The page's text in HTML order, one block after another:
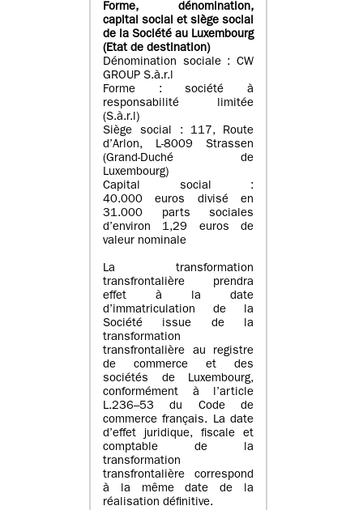
Forme, dénomination,
capital social et siège social
de la Société au Luxembourg
(Etat de destination)
Dénomination sociale : CW
GROUP S.à.r.l
Forme : société à
responsabilité limitée
(S.à.r.l)
Siège social : 117, Route
d’Arlon, L-8009 Strassen
(Grand-Duché de
Luxembourg)
Capital social :
40.000 euros divisé en
31.000 parts sociales
d’environ 1,29 euros de
valeur nominale
La transformation
transfrontalière prendra
effet à la date
d’immatriculation de la
Société issue de la
transformation
transfrontalière au registre
de commerce et des
sociétés de Luxembourg,
conformément à l’article
L.236–53 du Code de
commerce français. La date
d’effet juridique, fiscale et
comptable de la
transformation
transfrontalière correspond
à la même date de la
réalisation définitive.